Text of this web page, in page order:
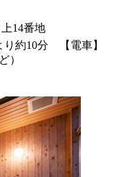
14番地
り約10分 【電車】
）